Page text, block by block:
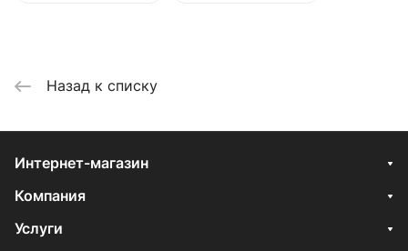
Назад к списку
Интернет-магазин
Компания
Услуги